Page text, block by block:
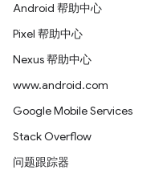
Android 帮助中心
Pixel 帮助中心
Nexus 帮助中心
www.android.com
Google Mobile Services
Stack Overflow
问题跟踪器